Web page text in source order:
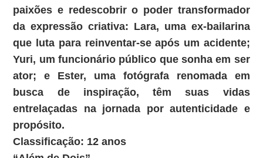
paixões e redescobrir o poder transformador
da expressão criativa: Lara, uma ex-bailarina
que luta para reinventar-se após um acidente;
Yuri, um funcionário público que sonha em ser
ator; e Ester, uma fotógrafa renomada em
busca de inspiração, têm suas vidas
entrelaçadas na jornada por autenticidade e
propósito.
Classificação: 12 anos